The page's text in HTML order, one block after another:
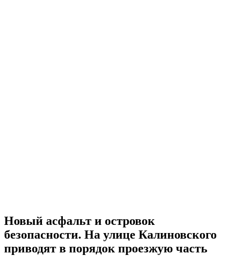
Новый асфальт и островок
безопасности. На улице Калиновского
приводят в порядок проезжую часть